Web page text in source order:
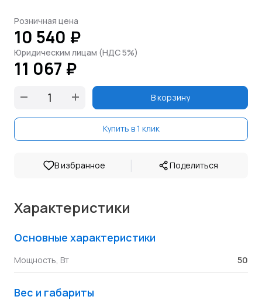
Розничная цена
10 540 ₽
Юридическим лицам (НДС 5%)
11 067 ₽
В корзину
Купить в 1 клик
В избранное | Поделиться
Характеристики
Основные характеристики
Мощность, Вт 50
Вес и габариты